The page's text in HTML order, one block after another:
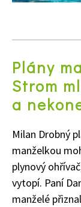
Plány
Strom
a
Milan Drobný
manželkou
plynový
vytopí. Paní
manželé